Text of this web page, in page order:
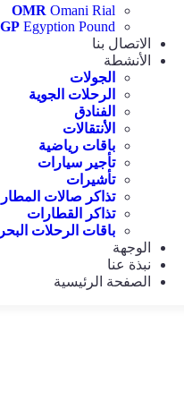
OMR Omani Rial
Egyption Pound
الاتصال بنا
الأنشطة
الجولات
الرحلات الجوية
الفنادق
الأنتقالات
باقات رياضية
تأجير سيارات
تأشيرات
تذاكر صالات المطار
تذاكر القطارات
باقات الرحلات
الوجهة
نبذة عنا
الصفحة الرئيسية